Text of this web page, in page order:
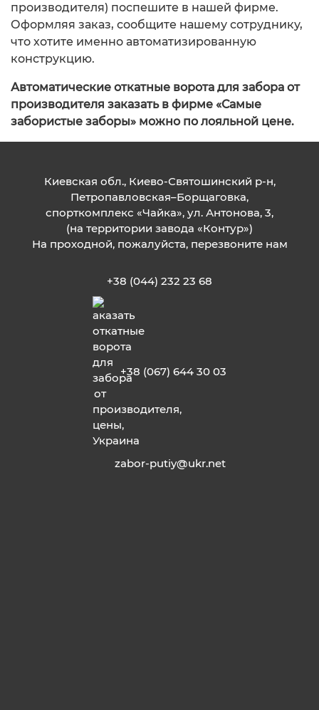
производителя) поспешите в нашей фирме.
Оформляя заказ, сообщите нашему сотруднику,
что хотите именно автоматизированную
конструкцию.
Автоматические откатные ворота для забора от
производителя заказать в фирме «Самые
забористые заборы» можно по лояльной цене.
Киевская обл., Киево-Святошинский р-н,
Петропавловская–Борщаговка,
спорткомплекс «Чайка», ул. Антонова, 3,
(на территории завода «Контур»)
На проходной, пожалуйста, перезвоните нам
+38 (044) 232 23 68
+38 (067) 644 30 03
zabor-putiy@ukr.net